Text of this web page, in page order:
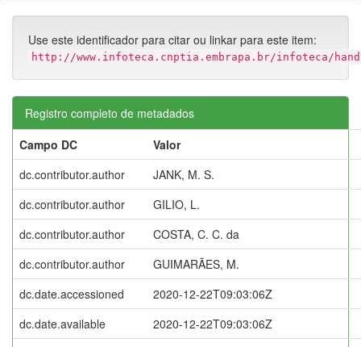
Use este identificador para citar ou linkar para este item:
http://www.infoteca.cnptia.embrapa.br/infoteca/
Registro completo de metadados
Campo DC
Valor
dc.contributor.author
JANK, M. S.
dc.contributor.author
GILIO, L.
dc.contributor.author
COSTA, C. C. da
dc.contributor.author
GUIMARÃES, M.
dc.date.accessioned
2020-12-22T09:03:06Z
dc.date.available
2020-12-22T09:03:06Z